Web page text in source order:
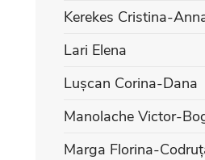
Kerekes Cristina-
Lari Elena
Lușcan Corina-Dana
Manolache Victor-
Marga Florina-